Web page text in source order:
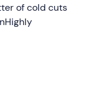
of cold cuts